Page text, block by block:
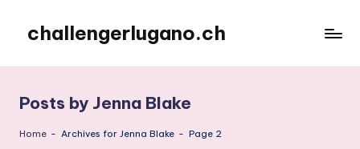
content
challengerlugano.ch
Posts by Jenna Blake
Home - Archives for Jenna Blake - Page 2